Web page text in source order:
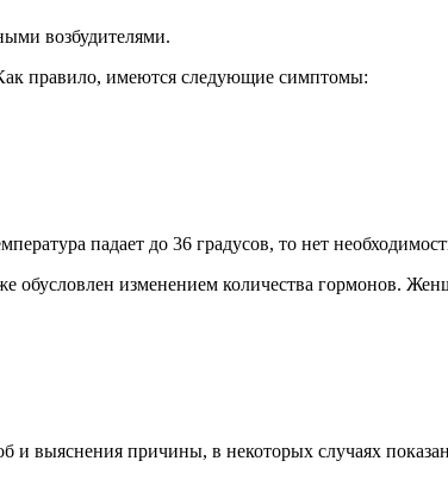
возбудителями.
правило, имеются следующие симптомы:
падает до 36 градусов, то нет
обусловлен изменением количества гормонов.
выяснения причины, в некоторых случаях